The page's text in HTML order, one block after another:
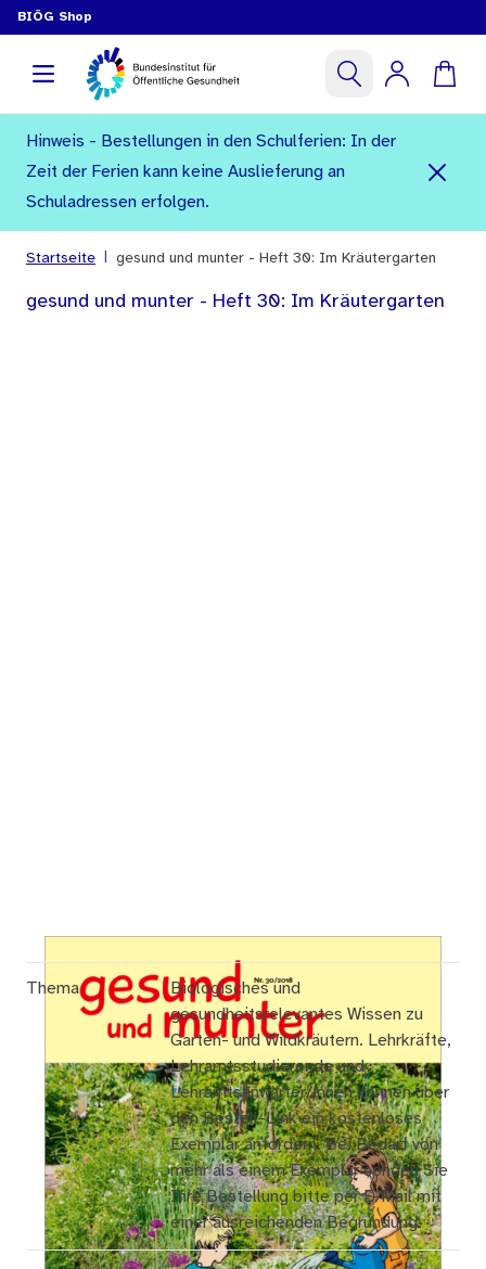
BIÖG Shop
Hinweis - Bestellungen in den Schulferien: In der
Zeit der Ferien kann keine Auslieferung an
Schuladressen erfolgen.
Startseite gesund und munter - Heft 30: Im Kräutergarten
gesund und munter - Heft 30: Im Kräutergarten
Thema
Biologisches und
gesundheitsrelevantes Wissen zu
Garten- und Wildkräutern. Lehrkräfte,
Lehramtsstudierende und
Lehramtsanwärter/innen können über
den Bestell-Link ein kostenloses
Exemplar anfordern. Bei Bedarf von
mehr als einem Exemplar senden Sie
Ihre Bestellung bitte per E-Mail mit
einer ausreichenden Begründung.